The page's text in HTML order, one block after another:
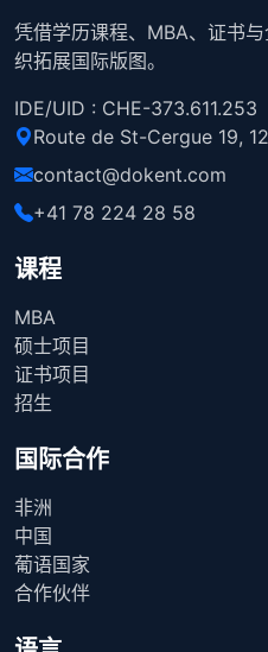
凭借学历课程、MBA、证书
织拓展国际版图。
IDE/UID : CHE-373.611.253
Route de St-Cergue 19,
contact@dokent.com
+41 78 224 28 58
课程
MBA
硕士项目
证书项目
招生
国际合作
非洲
中国
葡语国家
合作伙伴